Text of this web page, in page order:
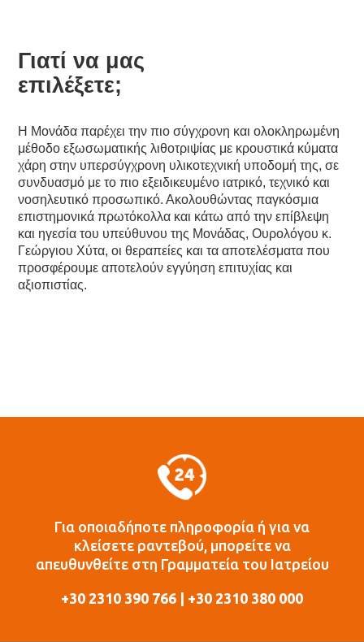
Γιατί να μας
επιλέξετε;
Η Μονάδα παρέχει την πιο σύγχρονη και ολοκληρωμένη
μέθοδο εξωσωματικής λιθοτριψίας με κρουστικά κύματα
χάρη στην υπερσύγχρονη υλικοτεχνική υποδομή της, σε
συνδυασμό με το πιο εξειδικευμένο ιατρικό, τεχνικό και
νοσηλευτικό προσωπικό. Ακολουθώντας παγκόσμια
επιστημονικά πρωτόκολλα και κάτω από την επίβλεψη
και ηγεσία του υπεύθυνου της Μονάδας, Ουρολόγου κ.
Γεώργιου Χύτα, οι θεραπείες και τα αποτελέσματα που
προσφέρουμε αποτελούν εγγύηση επιτυχίας και
αξιοπιστίας.
Για οποιαδήποτε πληροφορία ή για να
κλείσετε ραντεβού, μπορείτε να
απευθυνθείτε στη Γραμματεία του Ιατρείου
+30 2310 390 766 | +30 2310 380 000